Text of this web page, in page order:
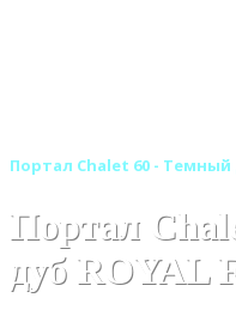
Портал Chalet 60 - Темный
Портал
дуб ROYAL